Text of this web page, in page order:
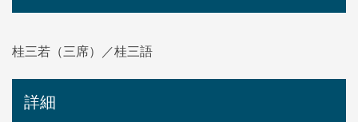
桂三若（三席）／桂三語
詳細